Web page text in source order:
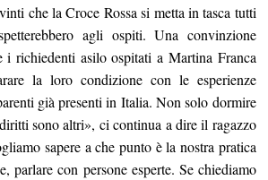
che la Croce Rossa si metta in tasca tutti
agli ospiti. Una convinzione
i richiedenti asilo ospitati a Martina Franca
la loro condizione con le esperienze
già presenti in Italia. Non solo dormire
sono altri», ci continua a dire il ragazzo
sapere a che punto è la nostra pratica
parlare con persone esperte. Se chiediamo